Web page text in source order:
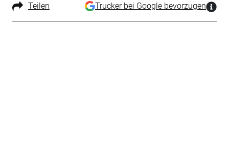
Teilen Trucker bei Google bevorzugen